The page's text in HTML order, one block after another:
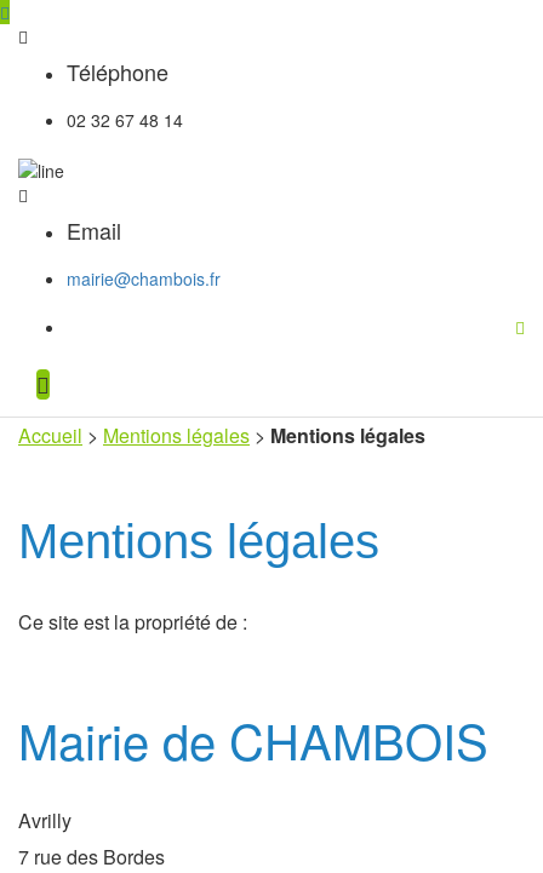
Téléphone
02 32 67 48 14
Email
mairie@chambois.fr
Accueil > Mentions légales > Mentions légales
Mentions légales
Ce site est la propriété de :
Mairie de CHAMBOIS
Avrilly
7 rue des Bordes